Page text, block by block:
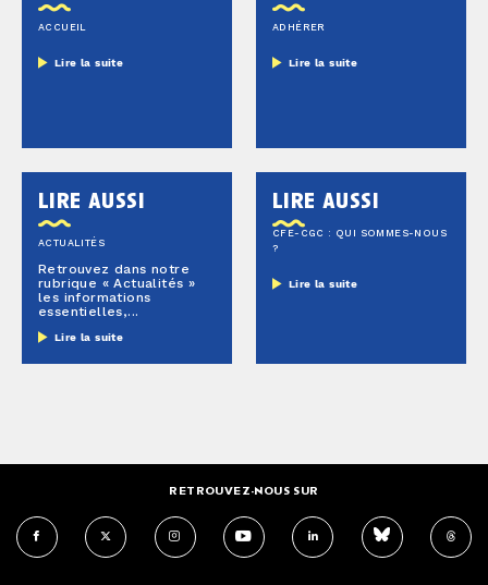
ACCUEIL
Lire la suite
ADHÉRER
Lire la suite
lire aussi
ACTUALITÉS
Retrouvez dans notre
rubrique « Actualités »
les informations
essentielles,...
Lire la suite
lire aussi
CFE-CGC : QUI SOMMES-NOUS
?
Lire la suite
RETROUVEZ-NOUS SUR